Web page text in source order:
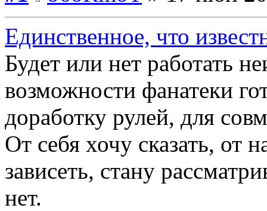
Единственное, что
Будет или нет работать
возможности фанатеки
доработку рулей, для
От себя хочу сказать, от
зависеть, стану
нет.